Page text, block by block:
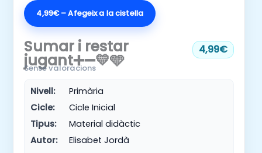
4,99€ – Afegeix a la cistella
Sumar i restar
jugant➕➖💛🩵
4,99€
Sense valoracions
Nivell:
Primària
Cicle:
Cicle Inicial
Tipus:
Material didàctic
Autor:
Elisabet Jordà